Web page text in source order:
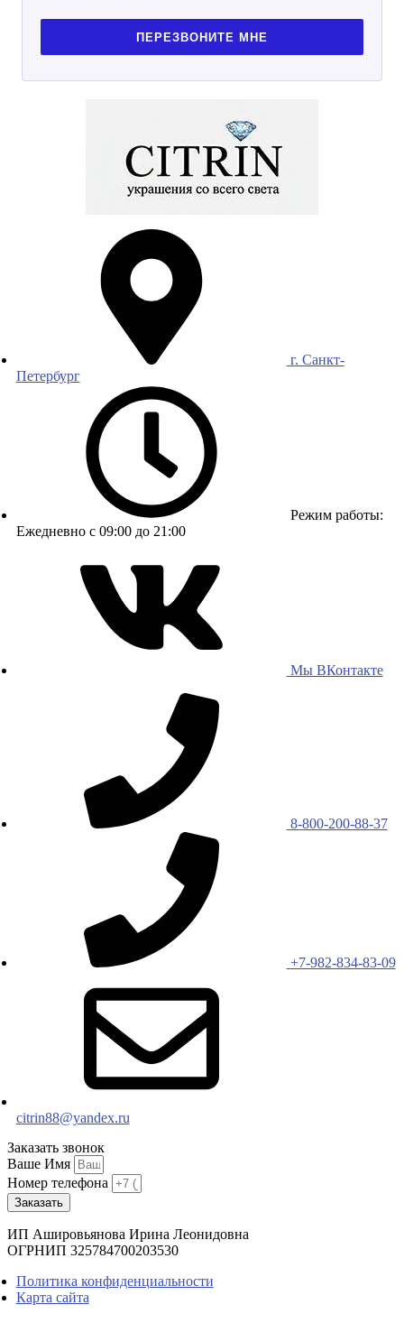
ПЕРЕЗВОНИТЕ МНЕ
г. Санкт-
Петербург
Режим работы:
Ежедневно с 09:00 до 21:00
Мы ВКонтакте
8-800-200-88-37
+7-982-834-83-09
citrin88@yandex.ru
Заказать звонок
Ваше Имя
Номер телефона
Заказать
ИП Ашировьянова Ирина Леонидовна
ОГРНИП 325784700203530
Политика конфиденциальности
Карта сайта